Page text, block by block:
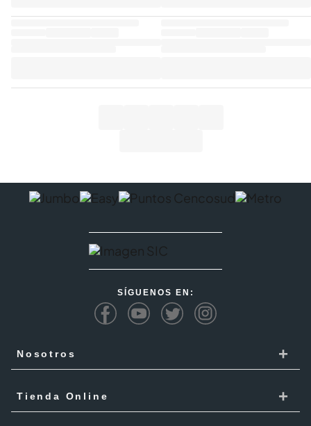
SÍGUENOS EN:
Nosotros +
Responsabilidad Social
Tienda Online +